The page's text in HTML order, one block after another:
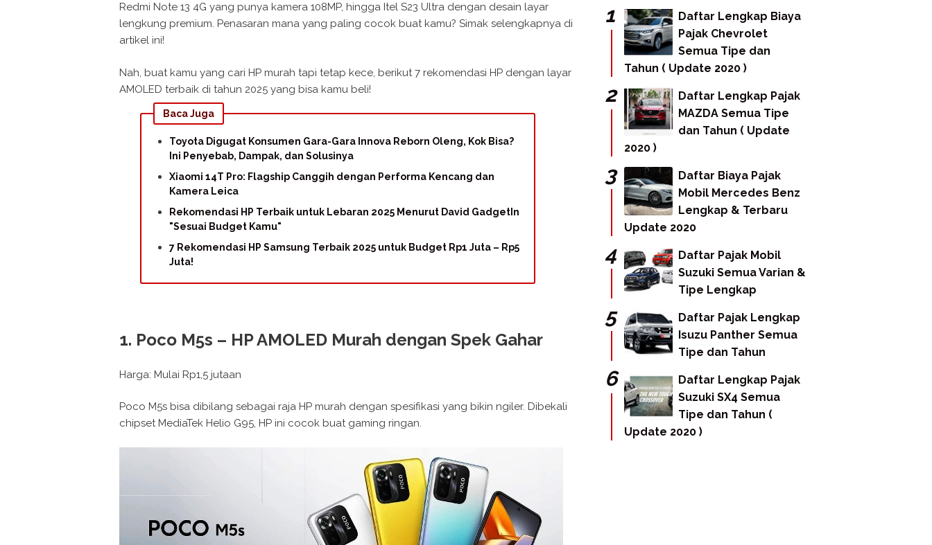
Redmi Note 13 4G yang punya kamera 108MP, hingga Itel S23 Ultra dengan desain layar
lengkung premium. Penasaran mana yang paling cocok buat kamu? Simak selengkapnya di
artikel ini!
Nah, buat kamu yang cari HP murah tapi tetap kece, berikut 7 rekomendasi HP dengan layar
AMOLED terbaik di tahun 2025 yang bisa kamu beli!
Baca Juga
Toyota Digugat Konsumen Gara-Gara Innova Reborn Oleng, Kok Bisa?
Ini Penyebab, Dampak, dan Solusinya
Xiaomi 14T Pro: Flagship Canggih dengan Performa Kencang dan
Kamera Leica
Rekomendasi HP Terbaik untuk Lebaran 2025 Menurut David GadgetIn
"Sesuai Budget Kamu"
7 Rekomendasi HP Samsung Terbaik 2025 untuk Budget Rp1 Juta – Rp5
Juta!
1. Poco M5s – HP AMOLED Murah dengan Spek Gahar
Harga: Mulai Rp1,5 jutaan
Poco M5s bisa dibilang sebagai raja HP murah dengan spesifikasi yang bikin ngiler. Dibekali
chipset MediaTek Helio G95, HP ini cocok buat gaming ringan.
Daftar Lengkap Biaya
Pajak Chevrolet
Semua Tipe dan
Tahun ( Update 2020 )
Daftar Lengkap Pajak
MAZDA Semua Tipe
dan Tahun ( Update
2020 )
Daftar Biaya Pajak
Mobil Mercedes Benz
Lengkap & Terbaru
Update 2020
Daftar Pajak Mobil
Suzuki Semua Varian &
Tipe Lengkap
Daftar Pajak Lengkap
Isuzu Panther Semua
Tipe dan Tahun
Daftar Lengkap Pajak
Suzuki SX4 Semua
Tipe dan Tahun (
Update 2020 )